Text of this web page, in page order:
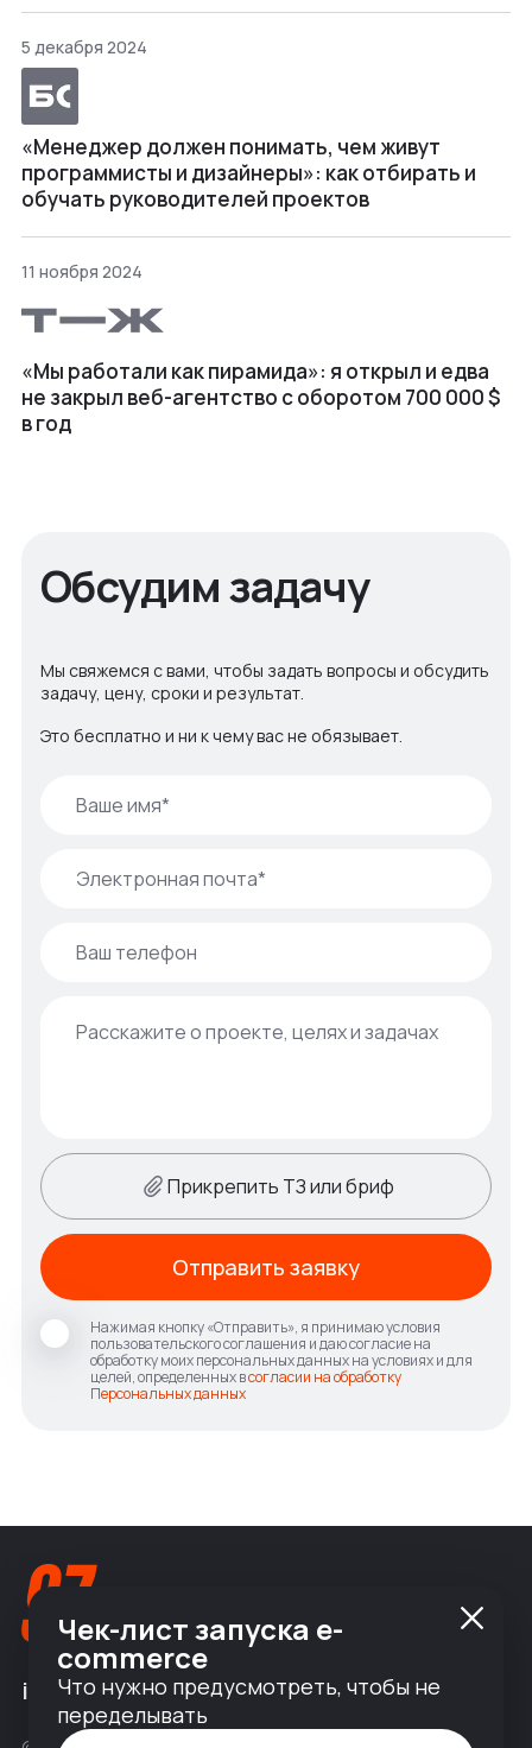
5 декабря 2024
«Менеджер должен понимать, чем живут
программисты и дизайнеры»: как отбирать и
обучать руководителей проектов
11 ноября 2024
«Мы работали как пирамида»: я открыл и едва
не закрыл веб⁠-⁠агентство с оборотом 700 000 $
в год
Обсудим задачу
Мы свяжемся с вами, чтобы задать вопросы и обсудить
задачу, цену, сроки и результат.
Это бесплатно и ни к чему вас не обязывает.
Прикрепить ТЗ или бриф
Нажимая кнопку «Отправить», я принимаю условия
пользовательского соглашения и даю согласие на
обработку моих персональных данных на условиях и для
целей, определенных всогласии на обработку
Персональных данных
Отправить заявку
info@nineseven.ru
Чек-лист запуска e-
commerce
Что нужно предусмотреть, чтобы не
переделывать